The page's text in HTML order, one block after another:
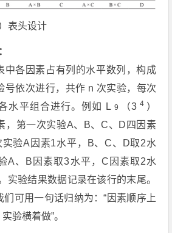
表头设计
中各因素占有列的水平数列，构成
号依次进行，共作 n 次实验，每次
水平组合进行。例如
L 9 （3 4 ）
，第一次实验A、B、C、D四因素
验A因素1水平，B、C、D取2水
、B因素取3水平，C因素取2水
实验结果数据记录在该行的末尾。
们可用一句话归纳为：“因素顺序上
验横着做”。